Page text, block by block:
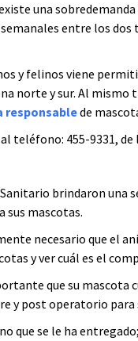
una
entre los
y felinos viene
norte y sur. Al mismo
responsablede
teléfono: 455-9331, de
brindaron una
sus mascotas.
necesario que el
y ver cuál es el
que su mascota
y post operatorio
que se le ha